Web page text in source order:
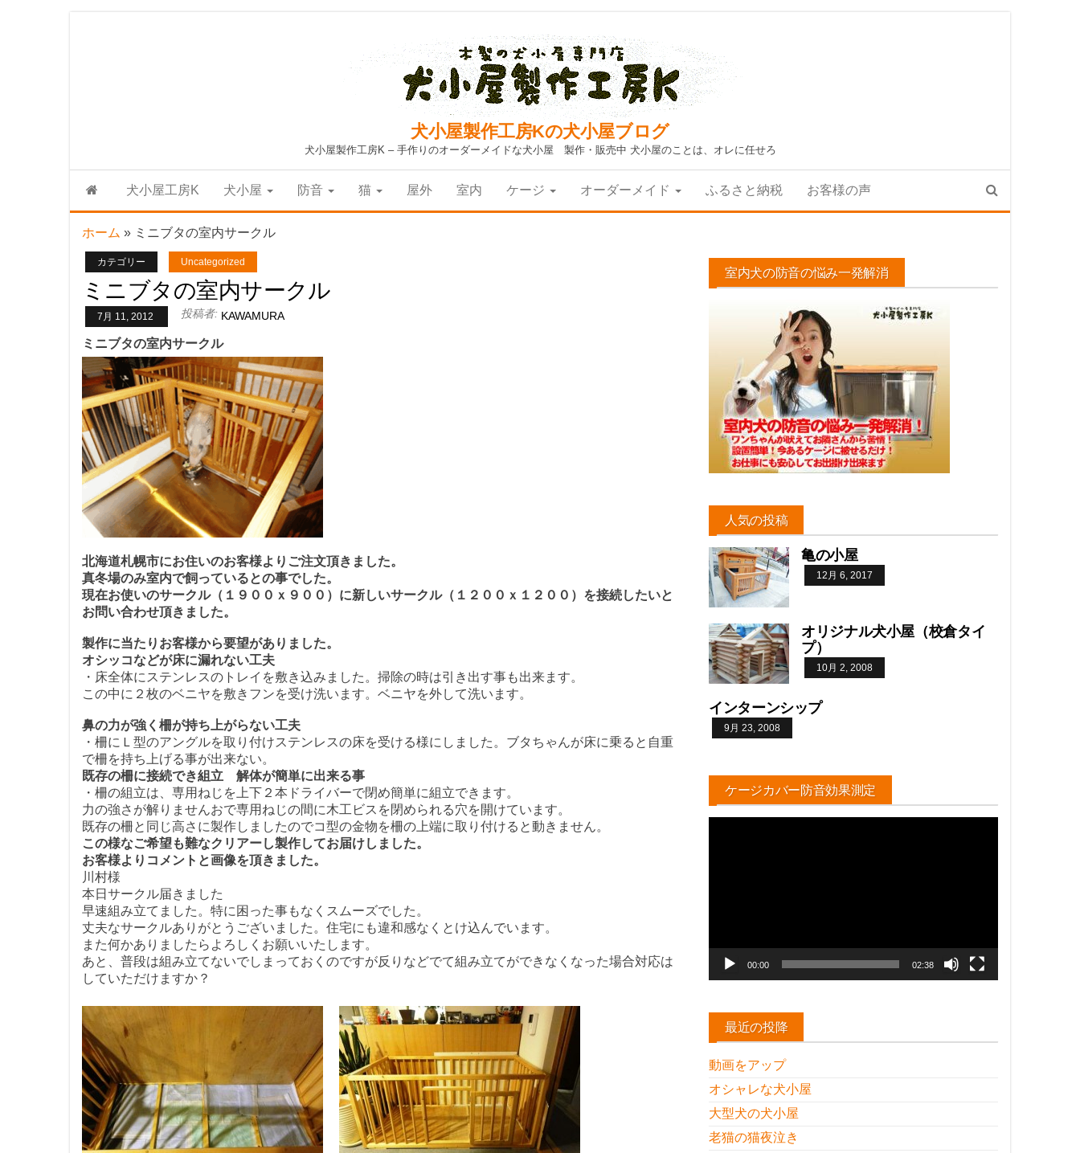
犬小屋製作工房Kの犬小屋ブログ
犬小屋製作工房K – 手作りのオーダーメイドな犬小屋 製作・販売中 犬小屋のことは、オレに任せろ
犬小屋工房K 犬小屋 防音 猫 屋外 室内 ケージ オーダーメイド ふるさと納税 お客様の声
ホーム » ミニブタの室内サークル
カテゴリー Uncategorized
ミニブタの室内サークル
7月 11, 2012 投稿者: KAWAMURA
ミニブタの室内サークル
北海道札幌市にお住いのお客様よりご注文頂きました。
真冬場のみ室内で飼っているとの事でした。
現在お使いのサークル（１９００ｘ９００）に新しいサークル（１２００ｘ１２００）を接続したいと
お問い合わせ頂きました。
製作に当たりお客様から要望がありました。
オシッコなどが床に漏れない工夫
・床全体にステンレスのトレイを敷き込みました。掃除の時は引き出す事も出来ます。
この中に２枚のベニヤを敷きフンを受け洗います。ベニヤを外して洗います。
鼻の力が強く柵が持ち上がらない工夫
・柵にＬ型のアングルを取り付けステンレスの床を受ける様にしました。ブタちゃんが床に乗ると自重
で柵を持ち上げる事が出来ない。
既存の柵に接続でき組立 解体が簡単に出来る事
・柵の組立は、専用ねじを上下２本ドライバーで閉め簡単に組立できます。
力の強さが解りませんおで専用ねじの間に木工ビスを閉められる穴を開けています。
既存の柵と同じ高さに製作しましたのでコ型の金物を柵の上端に取り付けると動きません。
この様なご希望も難なクリアーし製作してお届けしました。
お客様よりコメントと画像を頂きました。
川村様
本日サークル届きました
早速組み立てました。特に困った事もなくスムーズでした。
丈夫なサークルありがとうございました。住宅にも違和感なくとけ込んでいます。
また何かありましたらよろしくお願いいたします。
あと、普段は組み立てないでしまっておくのですが反りなどでて組み立てができなくなった場合対応は
していただけますか？
室内犬の防音の悩み一発解消
人気の投稿
亀の小屋
12月 6, 2017
オリジナル犬小屋（校倉タイ
プ）
10月 2, 2008
インターンシップ
9月 23, 2008
ケージカバー防音効果測定
00:00 02:38
最近の投降
動画をアップ
オシャレな犬小屋
大型犬の犬小屋
老猫の猫夜泣き